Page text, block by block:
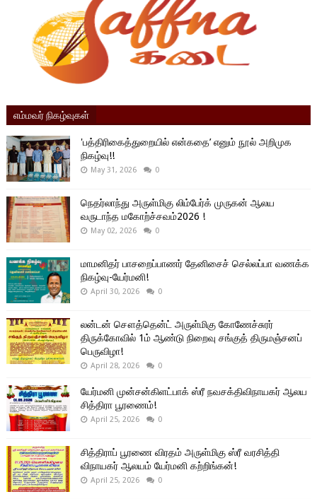
எம்மவர் நிகழ்வுகள்
'பத்திரிகைத்துறையில் என்கதை’ எனும் நூல் அறிமுக
நிகழ்வு!!
May 31, 2026 0
நெதர்லாந்து அருள்மிகு லிம்பேர்க் முருகன் ஆலய
வருடாந்த மகோற்ச்சவம்2026 !
May 02, 2026 0
மாமனிதர் பாசறைப்பாணர் தேனிசைச் செல்லப்பா வணக்க
நிகழ்வு-யேர்மனி!
April 30, 2026 0
லன்டன் சௌத்தென்ட் அருள்மிகு கோணேச்சுரர்
திருக்கோவில் 1ம் ஆண்டு நிறைவு சங்குத் திருமஞ்சனப்
பெருவிழா!
April 28, 2026 0
யேர்மனி முன்சன்கிளட்பாக் ஸ்ரீ நவசக்திவிநாயகர் ஆலய
சித்திரா பூரணைம்!
April 25, 2026 0
சித்திராப் பூரணை விரதம் அருள்மிகு ஸ்ரீ வரசித்தி
விநாயகர் ஆலயம் யேர்மனி கற்றிங்கன்!
April 25, 2026 0